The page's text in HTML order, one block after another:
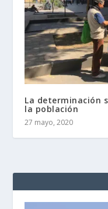
La determinación
la población
27 mayo, 2020